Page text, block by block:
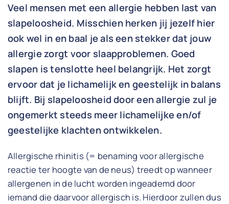
Veel mensen met een allergie hebben last van
slapeloosheid. Misschien herken jij jezelf hier
ook wel in en baal je als een stekker dat jouw
allergie zorgt voor slaapproblemen. Goed
slapen is tenslotte heel belangrijk. Het zorgt
ervoor dat je lichamelijk en geestelijk in balans
blijft. Bij slapeloosheid door een allergie zul je
ongemerkt steeds meer lichamelijke en/of
geestelijke klachten ontwikkelen.
Allergische rhinitis (= benaming voor allergische
reactie ter hoogte van de neus) treedt op wanneer
allergenen in de lucht worden ingeademd door
iemand die daarvoor allergisch is. Hierdoor zullen dus